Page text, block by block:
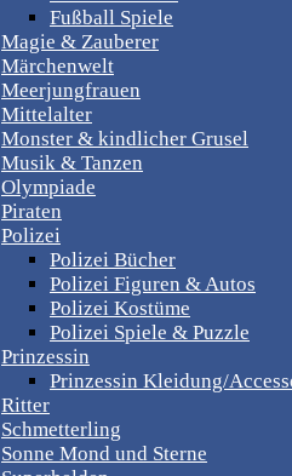
Fußball Spiele
Magie & Zauberer
Märchenwelt
Meerjungfrauen
Mittelalter
Monster & kindlicher Grusel
Musik & Tanzen
Olympiade
Piraten
Polizei
Polizei Bücher
Polizei Figuren & Autos
Polizei Kostüme
Polizei Spiele & Puzzle
Prinzessin
Prinzessin Kleidung/
Ritter
Schmetterling
Sonne Mond und Sterne